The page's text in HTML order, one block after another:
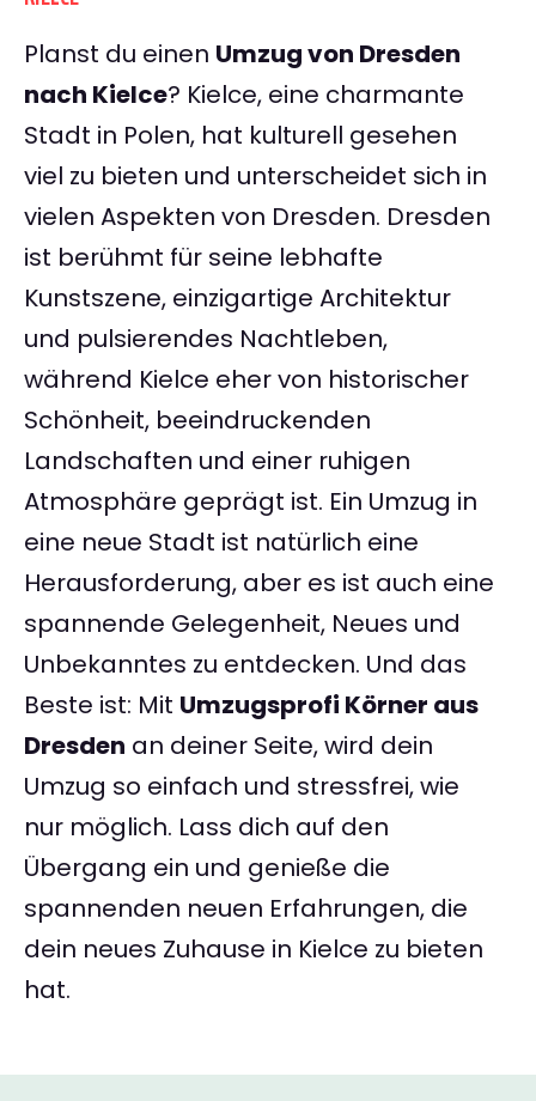
Planst du einen Umzug von Dresden
nach Kielce? Kielce, eine charmante
Stadt in Polen, hat kulturell gesehen
viel zu bieten und unterscheidet sich in
vielen Aspekten von Dresden. Dresden
ist berühmt für seine lebhafte
Kunstszene, einzigartige Architektur
und pulsierendes Nachtleben,
während Kielce eher von historischer
Schönheit, beeindruckenden
Landschaften und einer ruhigen
Atmosphäre geprägt ist. Ein Umzug in
eine neue Stadt ist natürlich eine
Herausforderung, aber es ist auch eine
spannende Gelegenheit, Neues und
Unbekanntes zu entdecken. Und das
Beste ist: Mit Umzugsprofi Körner aus
Dresden an deiner Seite, wird dein
Umzug so einfach und stressfrei, wie
nur möglich. Lass dich auf den
Übergang ein und genieße die
spannenden neuen Erfahrungen, die
dein neues Zuhause in Kielce zu bieten
hat.